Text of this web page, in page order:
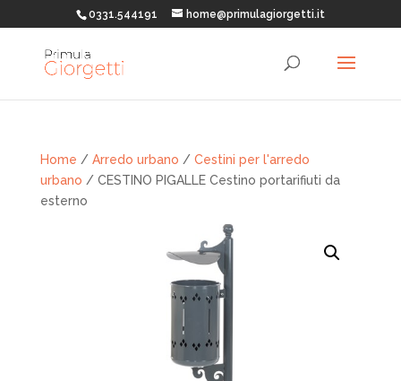
0331.544191 home@primulagiorgetti.it
Home / Arredo urbano / Cestini per l'arredo
urbano / CESTINO PIGALLE Cestino portarifiuti da
esterno